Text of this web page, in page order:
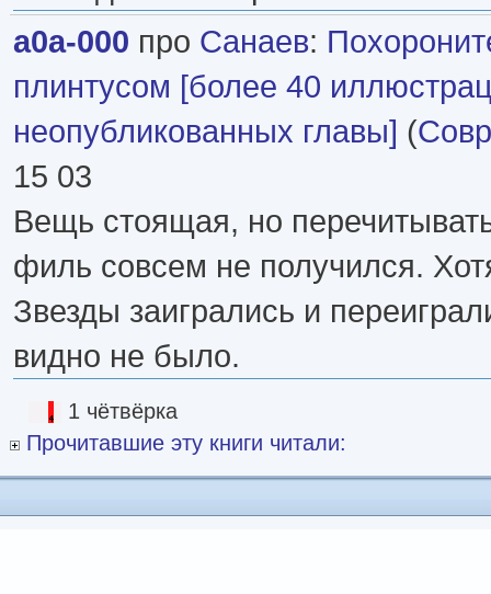
a0a-000 про Санаев:
плинтусом [более 40
неопубликованных главы] (
15 03
Вещь стоящая, но
филь совсем не получился.
Звезды заигрались и
видно не было.
1 чётвёрка
Прочитавшие эту книги читали: